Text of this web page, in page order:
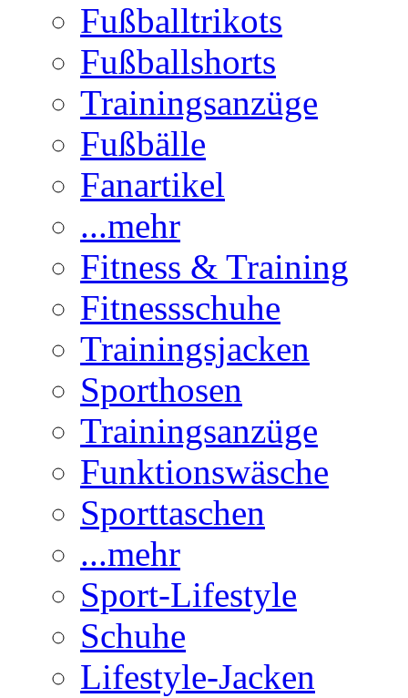
Fußballtrikots
Fußballshorts
Trainingsanzüge
Fußbälle
Fanartikel
...mehr
Fitness & Training
Fitnessschuhe
Trainingsjacken
Sporthosen
Trainingsanzüge
Funktionswäsche
Sporttaschen
...mehr
Sport-Lifestyle
Schuhe
Lifestyle-Jacken